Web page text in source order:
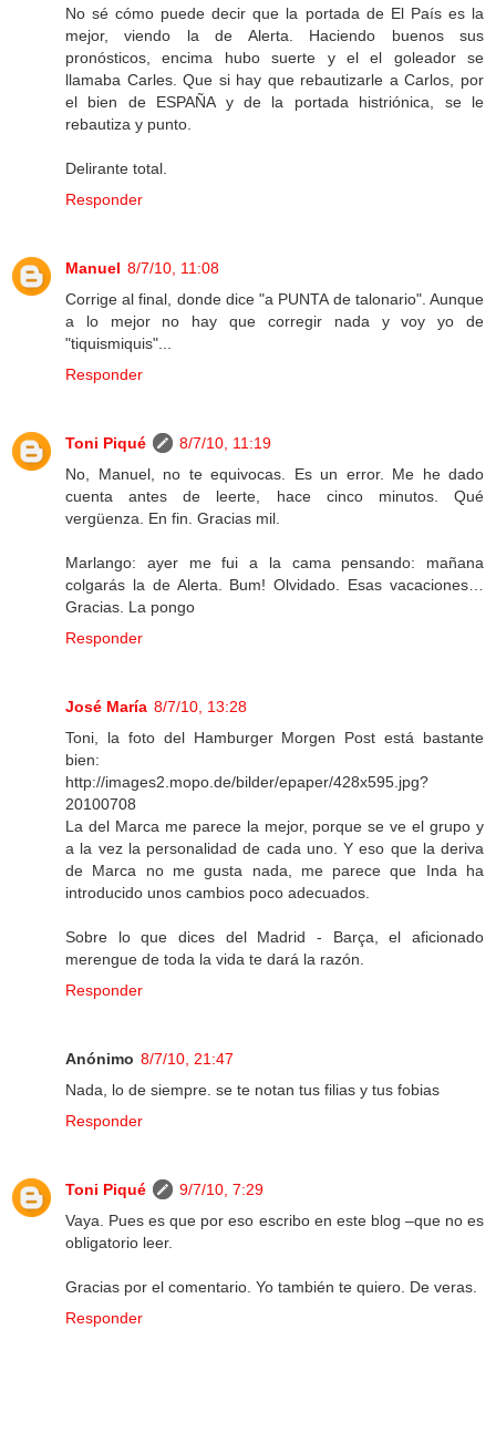
No sé cómo puede decir que la portada de El País es la
mejor, viendo la de Alerta. Haciendo buenos sus
pronósticos, encima hubo suerte y el el goleador se
llamaba Carles. Que si hay que rebautizarle a Carlos, por
el bien de ESPAÑA y de la portada histriónica, se le
rebautiza y punto.
Delirante total.
Responder
Manuel 8/7/10, 11:08
Corrige al final, donde dice "a PUNTA de talonario". Aunque
a lo mejor no hay que corregir nada y voy yo de
"tiquismiquis"...
Responder
Toni Piqué
8/7/10, 11:19
No, Manuel, no te equivocas. Es un error. Me he dado
cuenta antes de leerte, hace cinco minutos. Qué
vergüenza. En fin. Gracias mil.
Marlango: ayer me fui a la cama pensando: mañana
colgarás la de Alerta. Bum! Olvidado. Esas vacaciones…
Gracias. La pongo
Responder
José María 8/7/10, 13:28
Toni, la foto del Hamburger Morgen Post está bastante
bien:
http://images2.mopo.de/bilder/epaper/428x595.jpg?
20100708
La del Marca me parece la mejor, porque se ve el grupo y
a la vez la personalidad de cada uno. Y eso que la deriva
de Marca no me gusta nada, me parece que Inda ha
introducido unos cambios poco adecuados.
Sobre lo que dices del Madrid - Barça, el aficionado
merengue de toda la vida te dará la razón.
Responder
Anónimo 8/7/10, 21:47
Nada, lo de siempre. se te notan tus filias y tus fobias
Responder
Toni Piqué
9/7/10, 7:29
Vaya. Pues es que por eso escribo en este blog –que no es
obligatorio leer.
Gracias por el comentario. Yo también te quiero. De veras.
Responder